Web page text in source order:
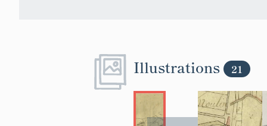
Illustrations 21